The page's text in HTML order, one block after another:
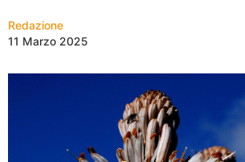
Redazione
11 Marzo 2025